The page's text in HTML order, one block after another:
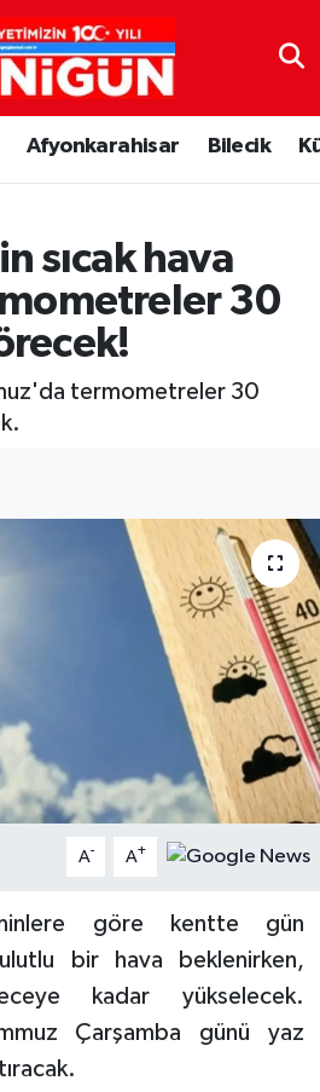
Afyonkarahisar Bilecik
sıcak hava
30
termometreler 30
A- A+
göre kentte gün
bir hava beklenirken,
kadar yükselecek.
Çarşamba günü yaz
ve Fikstür